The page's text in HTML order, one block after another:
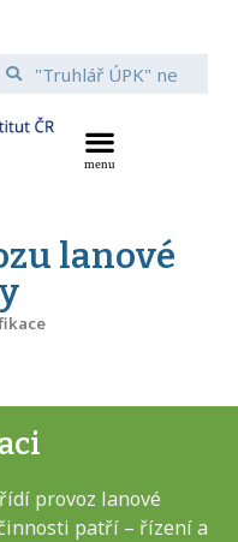
lanové
provoz lanové
patří – řízení a